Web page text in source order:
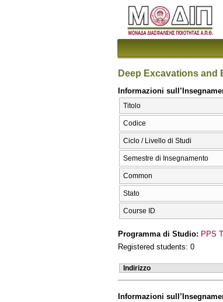
Deep Excavations and
Informazioni
Titolo
Codice
Ciclo / Livello di Studi
Semestre di Insegnamento
Common
Stato
Course ID
Programma di Studio: PPS
Registered students: 0
Indirizzo
Informazioni